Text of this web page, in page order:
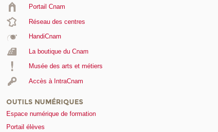
Portail Cnam
Réseau des centres
HandiCnam
La boutique du Cnam
Musée des arts et métiers
Accès à IntraCnam
OUTILS NUMÉRIQUES
Espace numérique de formation
Portail élèves